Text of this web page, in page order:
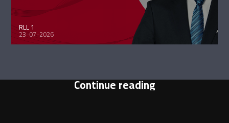
RLL 1
23-07-2026
Continue reading